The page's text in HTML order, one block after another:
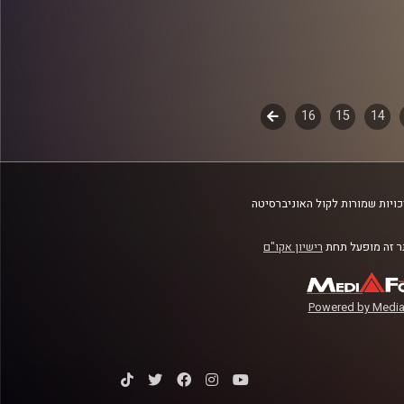
14
15
16
לשלב
שמורות לקול האוניברסיטה
זה מופעל תחת רישיון אקו"ם
Powered by